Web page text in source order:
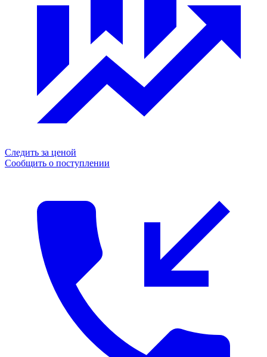
Следить за ценой
Сообщить о поступлении